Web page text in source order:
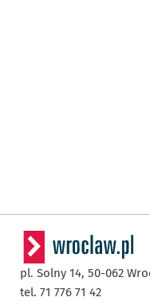
pl. Solny 14, 50-062
tel. 71 776 71 42